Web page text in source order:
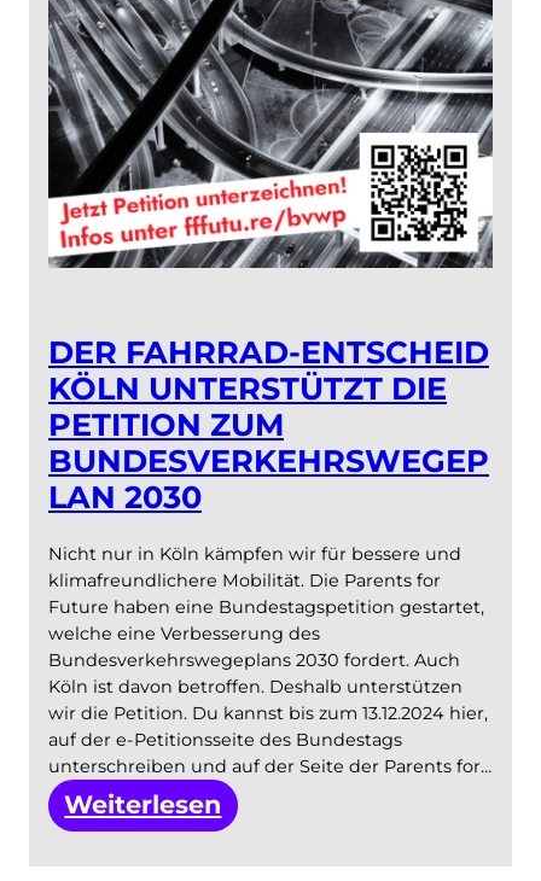
DER FAHRRAD-ENTSCHEID
KÖLN UNTERSTÜTZT DIE
PETITION ZUM
BUNDESVERKEHRSWEGEP
LAN 2030
Nicht nur in Köln kämpfen wir für bessere und
klimafreundlichere Mobilität. Die Parents for
Future haben eine Bundestagspetition gestartet,
welche eine Verbesserung des
Bundesverkehrswegeplans 2030 fordert. Auch
Köln ist davon betroffen. Deshalb unterstützen
wir die Petition. Du kannst bis zum 13.12.2024 hier,
auf der e-Petitionsseite des Bundestags
unterschreiben und auf der Seite der Parents for…
Weiterlesen